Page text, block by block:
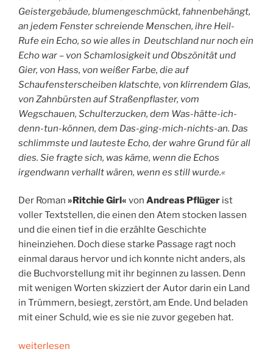
Geistergebäude, blumengeschmückt, fahnenbehängt,
an jedem Fenster schreiende Menschen, ihre Heil-
Rufe ein Echo, so wie alles in Deutschland nur noch ein
Echo war – von Schamlosigkeit und Obszönität und
Gier, von Hass, von weißer Farbe, die auf
Schaufensterscheiben klatschte, von klirrendem Glas,
von Zahnbürsten auf Straßenpflaster, vom
Wegschauen, Schulterzucken, dem Was-hätte-ich-
denn-tun-können, dem Das-ging-mich-nichts-an. Das
schlimmste und lauteste Echo, der wahre Grund für all
dies. Sie fragte sich, was käme, wenn die Echos
irgendwann verhallt wären, wenn es still wurde.«
Der Roman »Ritchie Girl« von Andreas Pflüger ist
voller Textstellen, die einen den Atem stocken lassen
und die einen tief in die erzählte Geschichte
hineinziehen. Doch diese starke Passage ragt noch
einmal daraus hervor und ich konnte nicht anders, als
die Buchvorstellung mit ihr beginnen zu lassen. Denn
mit wenigen Worten skizziert der Autor darin ein Land
in Trümmern, besiegt, zerstört, am Ende. Und beladen
mit einer Schuld, wie es sie nie zuvor gegeben hat.
„Täterland
weiterlesen